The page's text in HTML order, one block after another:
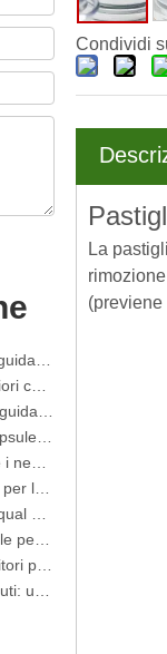
Condividi
La